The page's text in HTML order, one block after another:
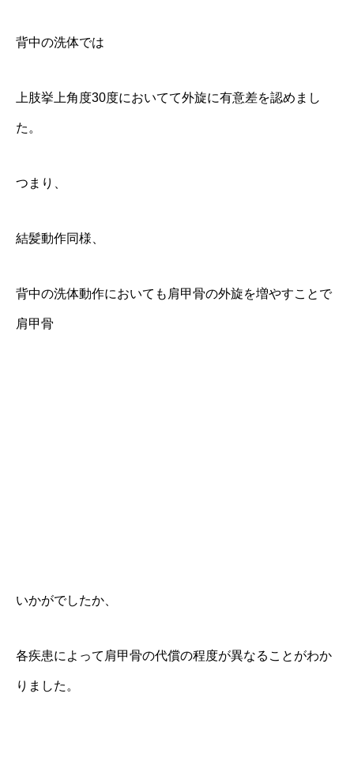
背中の洗体では
上肢挙上角度30度においてて外旋に有意差を認めまし
た。
つまり、
結髪動作同様、
背中の洗体動作においても肩甲骨の外旋を増やすことで
肩甲骨
いかがでしたか、
各疾患によって肩甲骨の代償の程度が異なることがわか
りました。